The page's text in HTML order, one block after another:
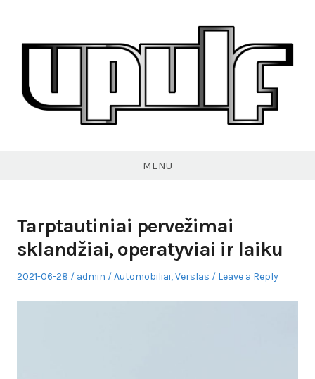
content
MENU
Tarptautiniai pervežimai
sklandžiai, operatyviai ir laiku
Posted
2021-06-28 Author
admin
Posted
Automobiliai,Verslas Leave a Reply